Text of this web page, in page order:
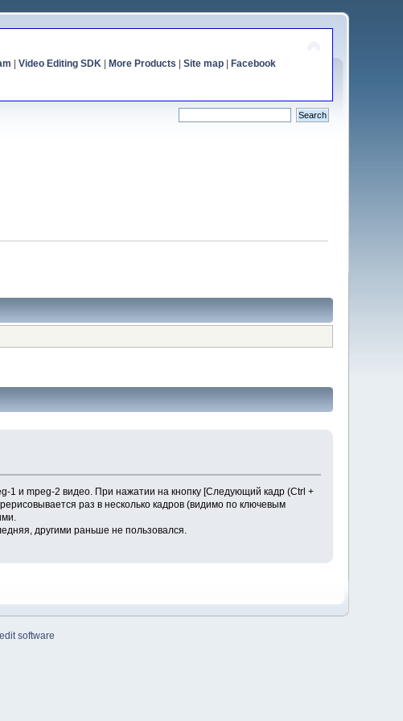
Video Editing SDK| More Products Site map| Facebook
1 и mpeg-2 видео. При нажатии на кнопку [Следующий кадр (Ctrl +
раз в несколько кадров (видимо по ключевым
другими раньше не пользовался.
software